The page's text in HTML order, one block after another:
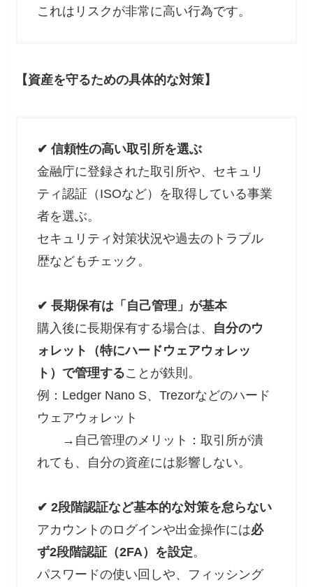
これはリスクが非常に高い行為です。
【資産を守るための具体的な対策】
✔ 信頼性の高い取引所を選ぶ
金融庁に登録された取引所や、セキュリ
ティ認証（ISOなど）を取得している事業
者を選ぶ。
セキュリティ対策状況や過去のトラブル
歴などもチェック。
✔ 長期保有は「自己管理」が基本
購入後に長期保有する場合は、 自分のウ
ォレット（特にハードウェアウォレッ
ト）で管理することが鉄則。
例：Ledger Nano S、Trezorなどのハード
ウェアウォレット
→自己管理のメリット：取引所が潰
れても、自分の資産には影響しない。
✔ 2段階認証など基本的な対策を怠らない
アカウントのログインや出金操作には必
ず2段階認証（2FA）を設定。
パスワードの使い回しや、フィッシング